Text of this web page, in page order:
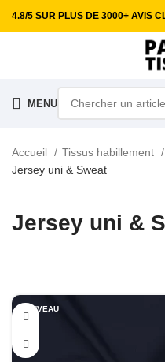
4.8/5 SUR PLUS DE 3000+ AVIS
MENU
Accueil Tissus habillement
Jersey uni & Sweat
Jersey uni &
NOUVEAU